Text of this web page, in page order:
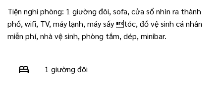
Tiện nghi phòng: 1 giường đôi, sofa, cửa sổ nhìn ra thành
phố, wifi, TV, máy lạnh, máy sấy tóc, đồ vệ sinh cá nhân
miễn phí, nhà vệ sinh, phòng tắm, dép, minibar.
bed 1 giường đôi